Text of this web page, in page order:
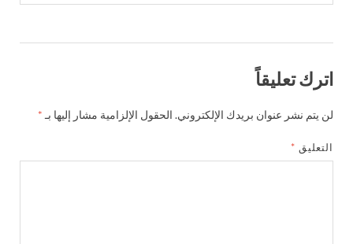
اترك تعليقاً
لن يتم نشر عنوان بريدك الإلكتروني. الحقول الإلزامية مشار إليها بـ *
التعليق *